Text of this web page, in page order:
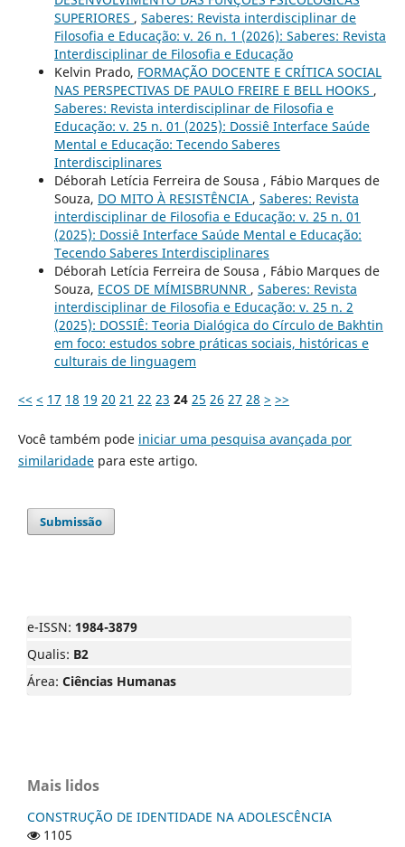
SUPERIORES , Saberes: Revista interdisciplinar de
Filosofia e Educação: v. 26 n. 1 (2026): Saberes: Revista
Interdisciplinar de Filosofia e Educação
Kelvin Prado, FORMAÇÃO DOCENTE E CRÍTICA SOCIAL
NAS PERSPECTIVAS DE PAULO FREIRE E BELL HOOKS ,
Saberes: Revista interdisciplinar de Filosofia e
Educação: v. 25 n. 01 (2025): Dossiê Interface Saúde
Mental e Educação: Tecendo Saberes
Interdisciplinares
Déborah Letícia Ferreira de Sousa , Fábio Marques de
Souza, DO MITO À RESISTÊNCIA , Saberes: Revista
interdisciplinar de Filosofia e Educação: v. 25 n. 01
(2025): Dossiê Interface Saúde Mental e Educação:
Tecendo Saberes Interdisciplinares
Déborah Letícia Ferreira de Sousa , Fábio Marques de
Souza, ECOS DE MÍMISBRUNNR , Saberes: Revista
interdisciplinar de Filosofia e Educação: v. 25 n. 2
(2025): DOSSIÊ: Teoria Dialógica do Círculo de Bakhtin
em foco: estudos sobre práticas sociais, históricas e
culturais de linguagem
<< < 17 18 19 20 21 22 23 24 25 26 27 28 > >>
Você também pode iniciar uma pesquisa avançada por
similaridadepara este artigo.
Submissão
e-ISSN: 1984-3879
Qualis: B2
Área: Ciências Humanas
Mais lidos
CONSTRUÇÃO DE IDENTIDADE NA ADOLESCÊNCIA
1105